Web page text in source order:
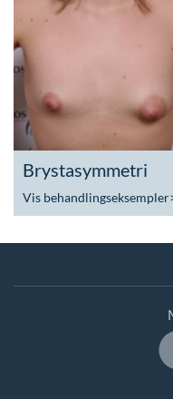
Brystasymmetri
Vis behandlingseksempler